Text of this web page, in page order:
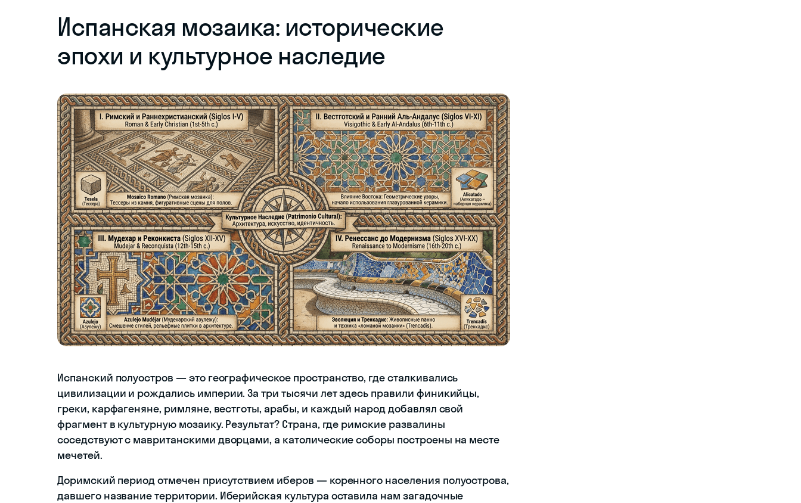
Испанская мозаика: исторические
эпохи и культурное наследие
Испанский полуостров — это географическое пространство, где сталкивались
цивилизации и рождались империи. За три тысячи лет здесь правили финикийцы,
греки, карфагеняне, римляне, вестготы, арабы, и каждый народ добавлял свой
фрагмент в культурную мозаику. Результат? Страна, где римские развалины
соседствуют с мавританскими дворцами, а католические соборы построены на месте
мечетей.
Доримский период отмечен присутствием иберов — коренного населения полуострова,
давшего название территории. Иберийская культура оставила нам загадочные